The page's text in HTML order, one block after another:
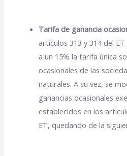
Tarifa de ganancia
artículos 313 y 314 del
a un 15% la tarifa única
ocasionales de las
naturales. A su vez, se
ganancias ocasionales
establecidos en los
ET, quedando de la